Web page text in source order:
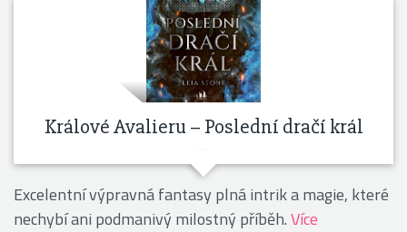
Králové Avalieru – Poslední dračí král
Excelentní výpravná fantasy plná intrik a magie, které
nechybí ani podmanivý milostný příběh.Více